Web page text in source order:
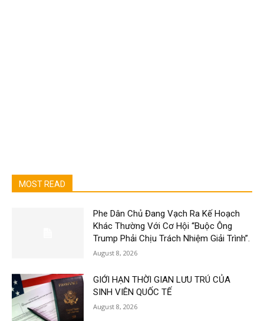
MOST READ
Phe Dân Chủ Đang Vạch Ra Kế Hoạch
Khác Thường Với Cơ Hội “Buộc Ông
Trump Phải Chịu Trách Nhiệm Giải Trình”.
August 8, 2026
GIỚI HẠN THỜI GIAN LƯU TRÚ CỦA
SINH VIÊN QUỐC TẾ
August 8, 2026